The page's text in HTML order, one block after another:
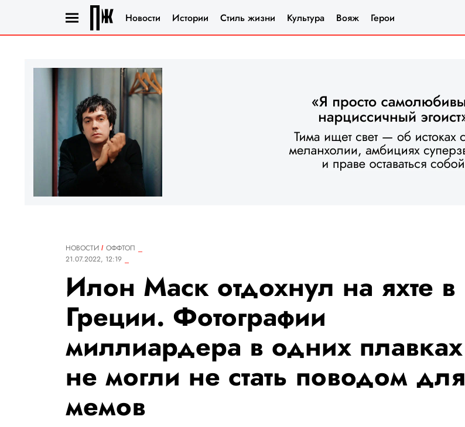
Новости Истории Стиль жизни Культура Вояж Герои
НОВОСТИ
ОФФТОП
21.07.2022, 12:19
Илон Маск отдохнул на яхте в
Греции. Фотографии
миллиардера в одних плавках
не могли не стать поводом для
мемов